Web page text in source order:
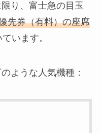
り、富士急の目玉
先券（有料）の座席
います。
ような人気機種：